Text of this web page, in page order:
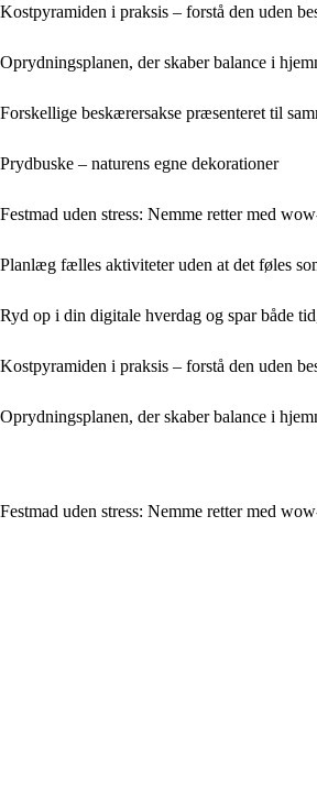
Kostpyramiden i praksis – forstå den uden
Oprydningsplanen, der skaber balance i
Forskellige beskærersakse præsenteret til
Prydbuske – naturens egne dekorationer
Festmad uden stress: Nemme retter med
Planlæg fælles aktiviteter uden at det føles
Ryd op i din digitale hverdag og spar både
Kostpyramiden i praksis – forstå den uden
Oprydningsplanen, der skaber balance i
Festmad uden stress: Nemme retter med